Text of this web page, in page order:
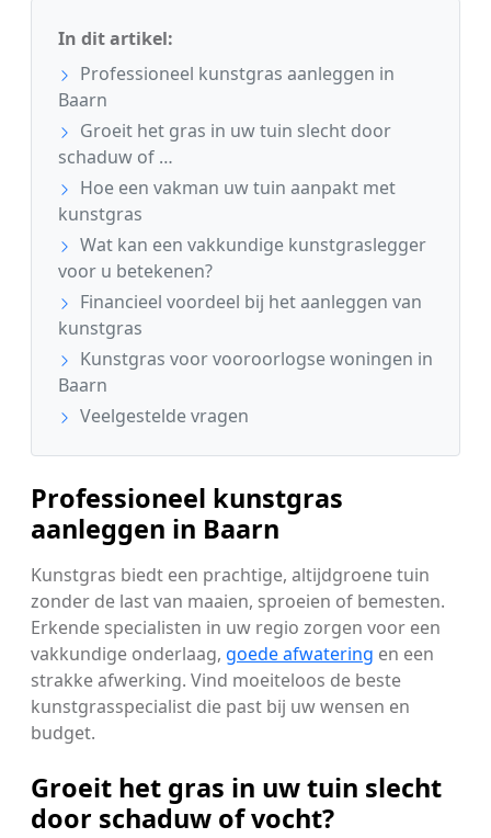
In dit artikel:
Professioneel kunstgras aanleggen in
Baarn
Groeit het gras in uw tuin slecht door
schaduw of …
Hoe een vakman uw tuin aanpakt met
kunstgras
Wat kan een vakkundige kunstgraslegger
voor u betekenen?
Financieel voordeel bij het aanleggen van
kunstgras
Kunstgras voor vooroorlogse woningen in
Baarn
Veelgestelde vragen
Professioneel kunstgras
aanleggen in Baarn
Kunstgras biedt een prachtige, altijdgroene tuin
zonder de last van maaien, sproeien of bemesten.
Erkende specialisten in uw regio zorgen voor een
vakkundige onderlaag, goede afwatering en een
strakke afwerking. Vind moeiteloos de beste
kunstgrasspecialist die past bij uw wensen en
budget.
Groeit het gras in uw tuin slecht
door schaduw of vocht?